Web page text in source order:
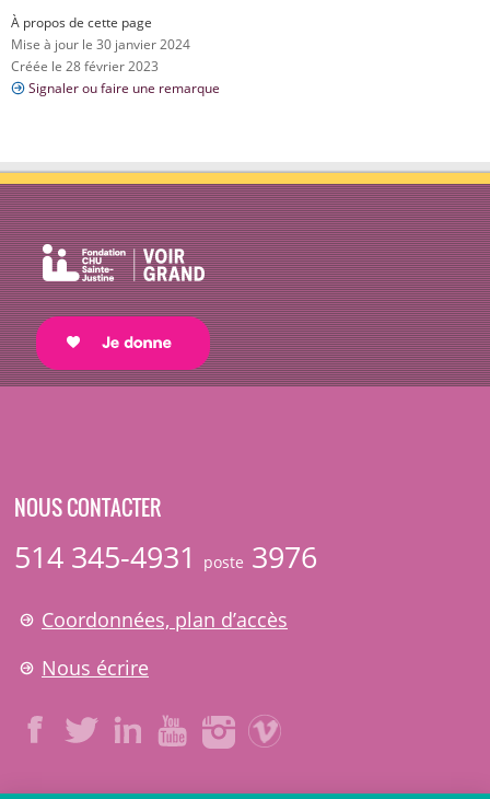
À propos de cette page
Mise à jour le 30 janvier 2024
Créée le 28 février 2023
Signaler ou faire une remarque
NOUS CONTACTER
514 345-4931 poste 3976
Coordonnées, plan d’accès
Nous écrire